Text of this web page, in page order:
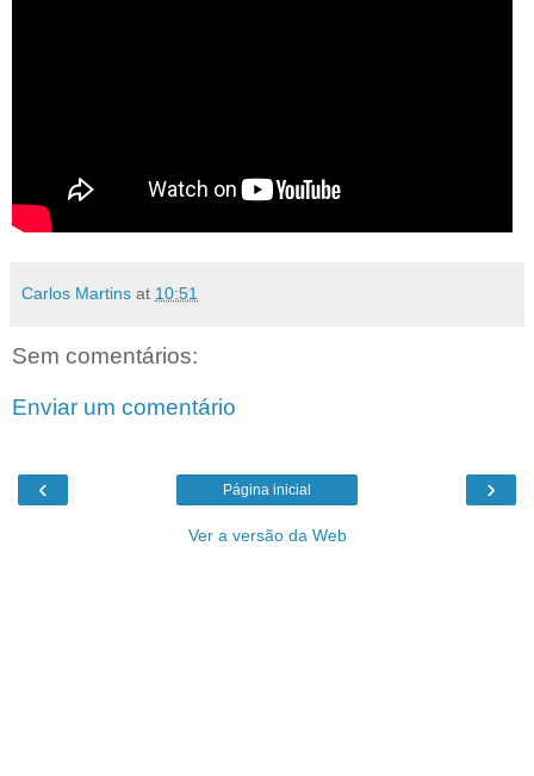
Carlos Martins at 10:51
Sem comentários:
Enviar um comentário
‹ ›
Página inicial
Ver a versão da Web